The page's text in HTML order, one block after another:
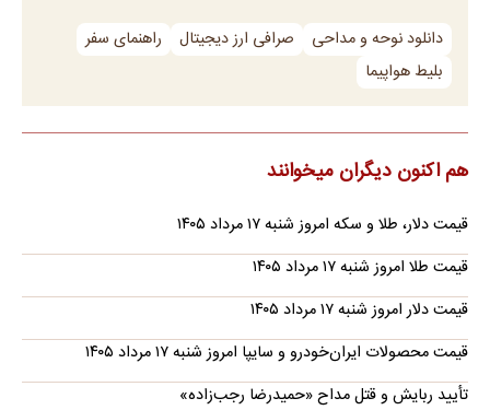
دانلود نوحه و مداحی صرافی ارز دیجیتال
راهنمای سفر
بلیط هواپیما
هم اکنون دیگران میخوانند
قیمت دلار، طلا و سکه امروز شنبه ۱۷ مرداد ۱۴۰۵
قیمت طلا امروز شنبه ۱۷ مرداد ۱۴۰۵
قیمت دلار امروز شنبه ۱۷ مرداد ۱۴۰۵
قیمت محصولات ایران‌خودرو و سایپا امروز شنبه ۱۷ مرداد ۱۴۰۵
تأیید ربایش و قتل مداح «حمیدرضا رجب‌زاده»